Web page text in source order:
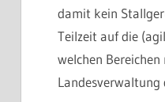
damit kein
Teilzeit auf die
welchen Bereichen
Landesverwaltung